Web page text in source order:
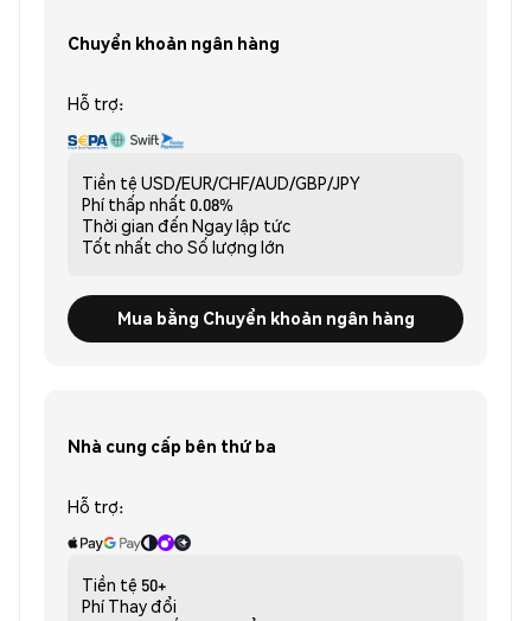
Chuyển khoản ngân hàng
Hỗ trợ:
Tiền tệ USD/EUR/CHF/AUD/GBP/JPY
Phí thấp nhất 0.08%
Thời gian đến Ngay lập tức
Tốt nhất cho Số lượng lớn
Mua bằng Chuyển khoản ngân hàng
Nhà cung cấp bên thứ ba
Hỗ trợ:
Tiền tệ 50+
Phí Thay đổi